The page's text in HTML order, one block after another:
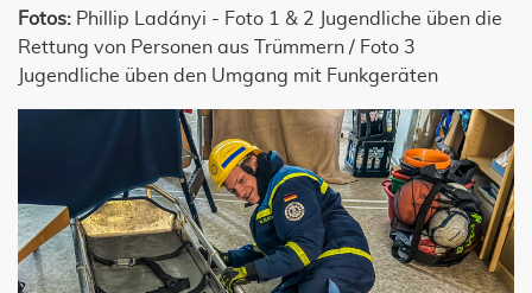
Fotos: Phillip Ladányi - Foto 1 & 2 Jugendliche üben die
Rettung von Personen aus Trümmern / Foto 3
Jugendliche üben den Umgang mit Funkgeräten